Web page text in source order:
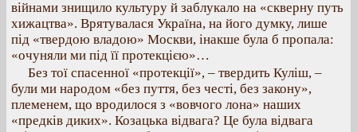
війнами знищило культуру й заблукало на «скверну путь
хижацтва». Врятувалася Україна, на його думку, лише
під «твердою владою» Москви, інакше була б пропала:
«очуняли ми під її протекцією»…
Без тої спасенної «протекції», – твердить Куліш, –
були ми народом «без пуття, без честі, без закону»,
племенем, що вродилося з «вовчого лона» наших
«предків диких». Козацька відвага? Це була відвага